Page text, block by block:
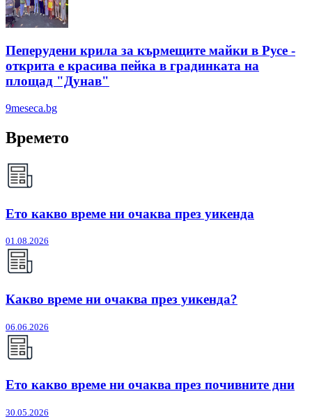
Пеперудени крила за кърмещите майки в Русе -
открита е красива пейка в градинката на
площад "Дунав"
9meseca.bg
Времето
Ето какво време ни очаква през уикенда
01.08.2026
Какво време ни очаква през уикенда?
06.06.2026
Ето какво време ни очаква през почивните дни
30.05.2026